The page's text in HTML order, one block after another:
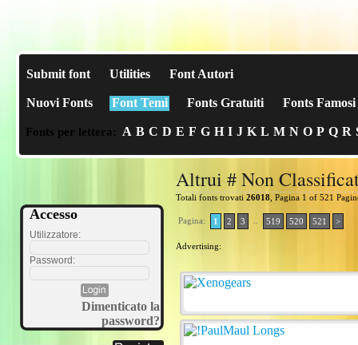
Submit font Utilities Font Autori
Nuovi Fonts Font Temi Fonts Gratuiti Fonts Famosi
Fonts per lettera: A B C D E F G H I J K L M N O P Q R
Accesso
Utilizzatore:
Password:
Dimenticato la
password?
Altrui # Non
Totali fonts trovati 26018 , Pagina 1 of 521
Pagina: 1 2 3 519 520 521 >
Advertising: